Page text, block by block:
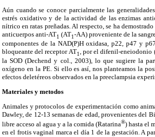
Aún cuando se conoce parcialmente las
estrés oxidativo y de la actividad de las enzimas
nítrico en ratas preñadas. Al respecto, se ha
anticuerpos anti-AT1 (AT1-AA) proveniente de la
componentes de la NAD(P)H oxidasa, p22, p47 y
bloqueante del receptor AT1
, por el difenil-
la SOD (Dechend y col., 2003), lo que sugiere la
oxígeno en la PE. Si ello es así, nos planteamos la
efectos deletéreos observados en la preeclampsia
Materiales y metodos
Animales y protocolos de experimentación como
Dawley, de 12-13 semanas de edad, provenientes
libre acceso al agua y a la comida (Ratarina®) hasta el
en el frotis vaginal marca el día 1 de la gestación. A